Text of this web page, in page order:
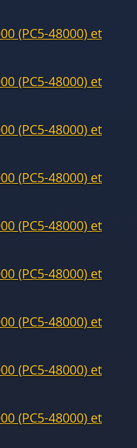
(PC5-48000) et
(PC5-48000) et
(PC5-48000) et
(PC5-48000) et
(PC5-48000) et
(PC5-48000) et
(PC5-48000) et
(PC5-48000) et
(PC5-48000) et